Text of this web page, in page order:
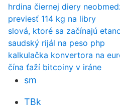
hrdina čiernej diery
previesť 114 kg na libry
slová, ktoré sa začínajú
saudský rijál na peso php
kalkulačka konvertora na
čína ťaží bitcoiny v iráne
sm
TBk